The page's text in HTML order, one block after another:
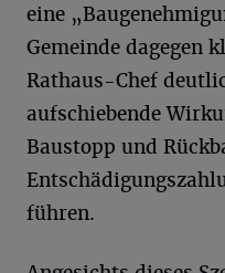
eine
Gemeinde dagegen
Rathaus-Chef
aufschiebende
Baustopp und
führen.